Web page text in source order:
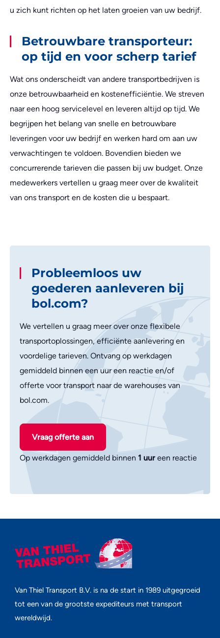
u zich kunt richten op het laten groeien van uw bedrijf.
Betrouwbare transporteur:
op tijd en voor scherp tarief
Wat ons onderscheidt van andere transportbedrijven is
onze betrouwbaarheid en kostenefficiëntie. We streven
naar een hoog servicelevel en leveren altijd op tijd. We
begrijpen het belang van snelle en betrouwbare
leveringen voor uw bedrijf en werken hard om aan uw
verwachtingen te voldoen. Bovendien bieden we
concurrerende tarieven die passen bij uw budget. Onze
medewerkers vertellen u graag meer over de kwaliteit
van ons transport en de kosten die u bespaart.
Probleemloos uw
goederen aanleveren bij
bol.com?
We vertellen u graag meer over onze flexibele
transportoplossingen, efficiënte aanlevering en
voordelige tarieven. Ontvang op werkdagen
gemiddeld binnen een uur een reactie en/of
offerte voor transport naar de warehouses van
bol.com.
Vraag offerte aan
Op werkdagen gemiddeld binnen 1 uur een reactie
Van Thiel Transport B.V. is na de start in 1989 uitgegroeid
tot een van de grootste expediteurs met transport
wereldwijd.